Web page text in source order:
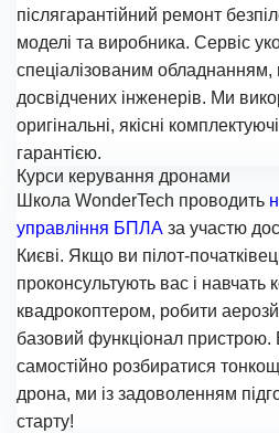
післягарантійний ремонт
моделі та виробника. Сервіс
спеціалізованим
досвідчених інженерів. Ми
оригінальні, якісні
гарантією.
Курси керування дронами
Школа WonderTech проводить
управління БПЛА за участю
Києві. Якщо ви пілот-
проконсультують вас і навчать
квадрокоптером, робити
базовий функціонал
самостійно розбиратися
дрона, ми із задоволенням
старту!